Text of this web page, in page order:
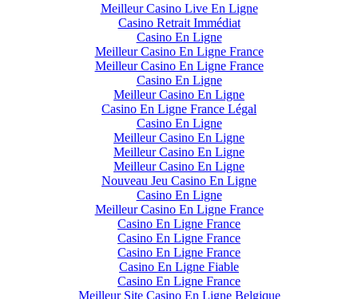
Meilleur Casino Live En Ligne
Casino Retrait Immédiat
Casino En Ligne
Meilleur Casino En Ligne France
Meilleur Casino En Ligne France
Casino En Ligne
Meilleur Casino En Ligne
Casino En Ligne France Légal
Casino En Ligne
Meilleur Casino En Ligne
Meilleur Casino En Ligne
Meilleur Casino En Ligne
Nouveau Jeu Casino En Ligne
Casino En Ligne
Meilleur Casino En Ligne France
Casino En Ligne France
Casino En Ligne France
Casino En Ligne France
Casino En Ligne Fiable
Casino En Ligne France
Meilleur Site Casino En Ligne Belgique